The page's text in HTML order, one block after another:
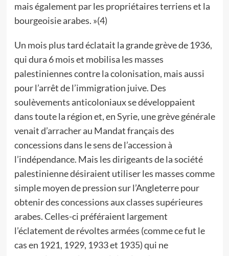
mais également par les propriétaires terriens et la
bourgeoisie arabes. »(4)
Un mois plus tard éclatait la grande grève de 1936,
qui dura 6 mois et mobilisa les masses
palestiniennes contre la colonisation, mais aussi
pour l’arrêt de l’immigration juive. Des
soulèvements anticoloniaux se développaient
dans toute la région et, en Syrie, une grève générale
venait d’arracher au Mandat français des
concessions dans le sens de l’accession à
l’indépendance. Mais les dirigeants de la société
palestinienne désiraient utiliser les masses comme
simple moyen de pression sur l’Angleterre pour
obtenir des concessions aux classes supérieures
arabes. Celles-ci préféraient largement
l’éclatement de révoltes armées (comme ce fut le
cas en 1921, 1929, 1933 et 1935) qui ne